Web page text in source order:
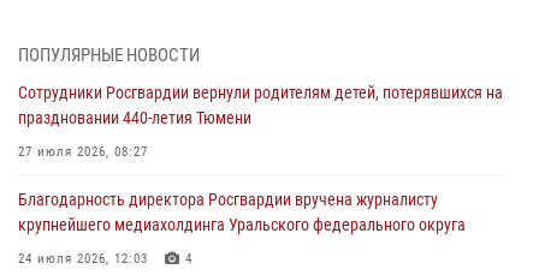
06 августа 2026, 04:41 3
Росгвардейцы в Тюменской области почтили память генерала
армии Ивана Кирилловича Яковлева
05 августа 2026, 11:03
В Тюмени офицер Росгвардии в радиоэфире напомнил гражданам о
мерах безопасного владения оружием
05 августа 2026, 09:56
ПОПУЛЯРНЫЕ НОВОСТИ
Сотрудники Росгвардии вернули родителям детей, потерявшихся на
праздновании 440-летия Тюмени
27 июля 2026, 08:27
Благодарность директора Росгвардии вручена журналисту
крупнейшего медиахолдинга Уральского федерального округа
24 июля 2026, 12:03 4